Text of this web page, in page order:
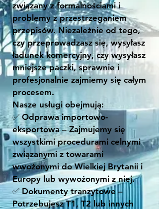
związany z formalnościami i
problemy z przestrzeganiem
przepisów. Niezależnie od tego,
czy przeprowadzasz się, wysyłasz
ładunek komercyjny, czy wysyłasz
mniejsze paczki, sprawnie i
profesjonalnie zajmiemy się całym
procesem.
Nasze usługi obejmują:
✅ Odprawa importowo-
eksportowa – Zajmujemy się
wszystkimi procedurami celnymi
związanymi z towarami
wwożonymi do Wielkiej Brytanii i
Europy lub wywożonymi z niej.
✅ Dokumenty tranzytowe –
Potrzebujesz T1, T2 lub innych